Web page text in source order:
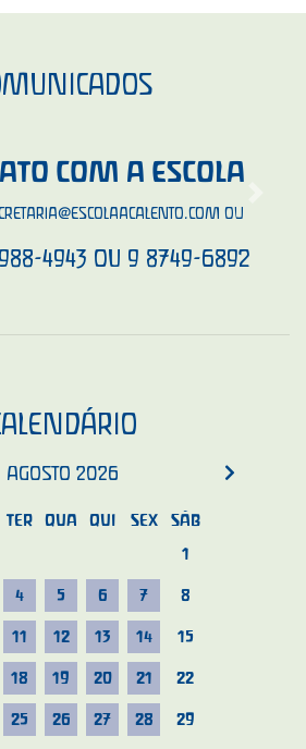
COM A ESCOLA
OU
4943 OU 9 8749-6892
AGOSTO 2026
TER QUA QUI SEX
SÁB
1
4 5 6 7 8
11 12 13 14 15
18 19 20 21 22
25 26 27 28 29